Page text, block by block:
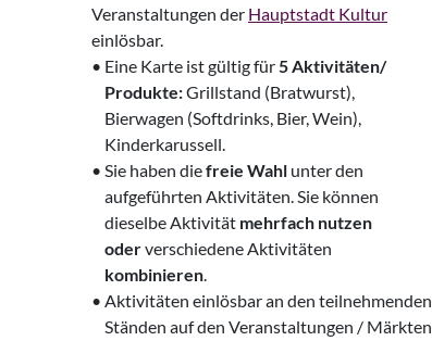
Veranstaltungen der Hauptstadt Kultur
einlösbar.
• Eine Karte ist gültig für5 Aktivitäten/
‍ Produkte:Grillstand (Bratwurst),
Bierwagen (Softdrinks, Bier, Wein),
Kinderkarussell.
• Sie haben diefreie Wahl unter den
‍ aufgeführten Aktivitäten. Sie können
‍ dieselbe Aktivität mehrfach nutzen
oderverschiedene Aktivitäten
kombinieren.
• Aktivitäten einlösbar an den teilnehmenden
Ständen auf den Veranstaltungen / Märkten